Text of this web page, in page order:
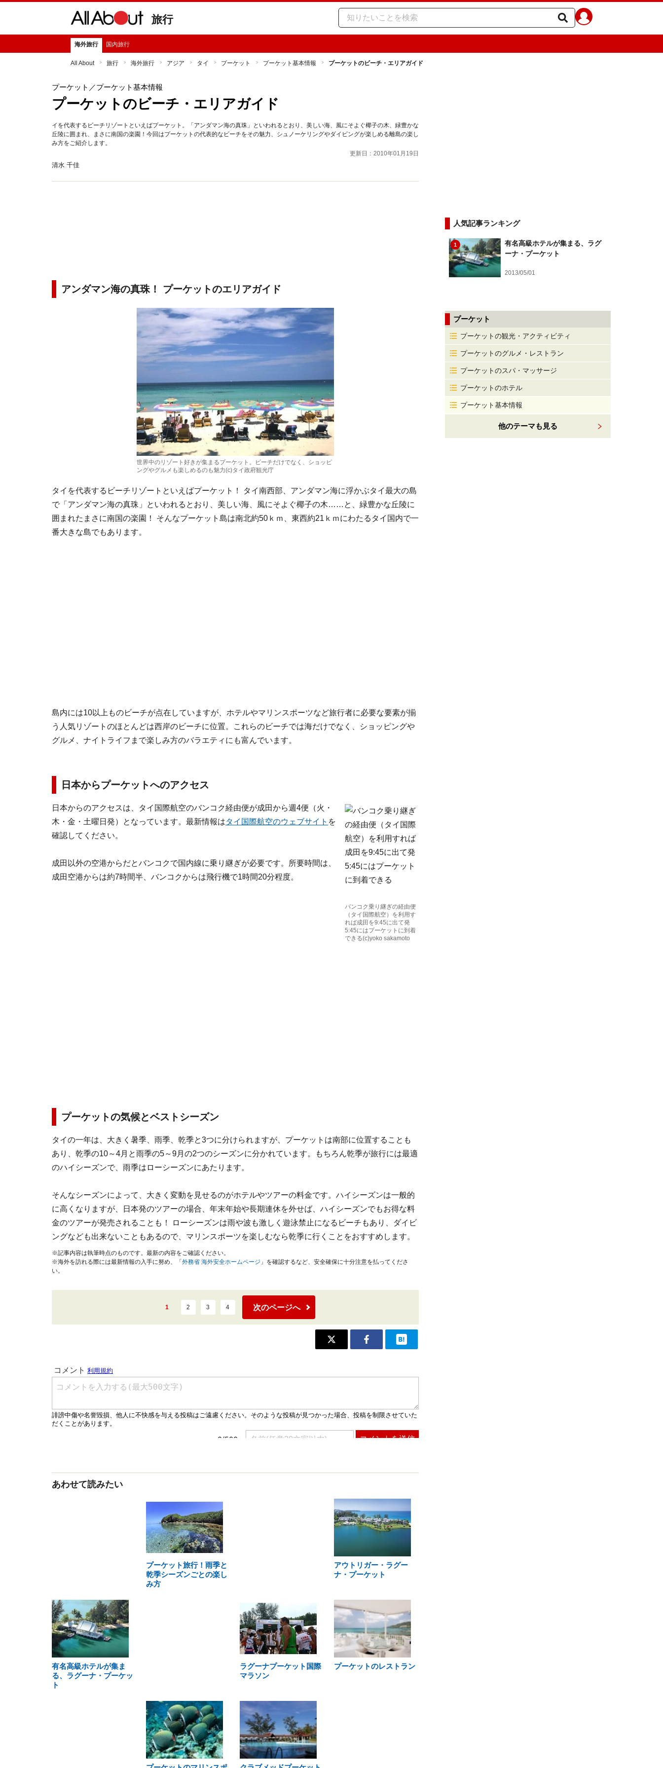
旅行
海外旅行 国内旅行
All About 旅行 海外旅行 アジア タイ プーケット プーケット基本情報 プーケットのビーチ・エリアガイド
プーケット ／プーケット基本情報
プーケットのビーチ・エリアガイド
イを代表するビーチリゾートといえばプーケット。「アンダマン海の真珠」といわれるとおり、美しい海、風にそよぐ椰子の木、緑豊かな
丘陵に囲まれ、まさに南国の楽園！今回はプーケットの代表的なビーチをその魅力、シュノーケリングやダイビングが楽しめる離島の楽し
み方をご紹介します。
更新日：2010年01月19日
清水 千佳
アンダマン海の真珠！ プーケットのエリアガイド
世界中のリゾート好きが集まるプーケット。ビーチだけでなく、ショッピ
ングやグルメも楽しめるのも魅力(c)タイ政府観光庁
タイを代表するビーチリゾートといえばプーケット！ タイ南西部、アンダマン海に浮かぶタイ最大の島
で「アンダマン海の真珠」といわれるとおり、美しい海、風にそよぐ椰子の木……と、緑豊かな丘陵に
囲まれたまさに南国の楽園！ そんなプーケット島は南北約50ｋｍ、東西約21ｋｍにわたるタイ国内で一
番大きな島でもあります。
島内には10以上ものビーチが点在していますが、ホテルやマリンスポーツなど旅行者に必要な要素が揃
う人気リゾートのほとんどは西岸のビーチに位置。これらのビーチでは海だけでなく、ショッピングや
グルメ、ナイトライフまで楽しみ方のバラエティにも富んでいます。
日本からプーケットへのアクセス
バンコク乗り継ぎの経由便
（タイ国際航空）を利用す
れば成田を9:45に出て発
5:45にはプーケットに到着
できる(c)yoko sakamoto
日本からのアクセスは、タイ国際航空のバンコク経由便が成田から週4便（火・
木・金・土曜日発）となっています。最新情報はタイ国際航空のウェブサイト を
確認してください。
成田以外の空港からだとバンコクで国内線に乗り継ぎが必要です。所要時間は、
成田空港からは約7時間半、バンコクからは飛行機で1時間20分程度。
プーケットの気候とベストシーズン
タイの一年は、大きく暑季、雨季、乾季と3つに分けられますが、プーケットは南部に位置することも
あり、乾季の10～4月と雨季の5～9月の2つのシーズンに分かれています。もちろん乾季が旅行には最適
のハイシーズンで、雨季はローシーズンにあたります。
そんなシーズンによって、大きく変動を見せるのがホテルやツアーの料金です。ハイシーズンは一般的
に高くなりますが、日本発のツアーの場合、年末年始や長期連休を外せば、ハイシーズンでもお得な料
金のツアーが発売されることも！ ローシーズンは雨や波も激しく遊泳禁止になるビーチもあり、ダイビ
ングなども出来ないこともあるので、マリンスポーツを楽しむなら乾季に行くことをおすすめします。
※記事内容は執筆時点のものです。最新の内容をご確認ください。
※海外を訪れる際には最新情報の入手に努め、「 外務省 海外安全ホームページ 」を確認するなど、安全確保に十分注意を払ってくださ
い。
1 2 3 4 次のページへ
あわせて読みたい
プーケット旅行！雨季と
乾季シーズンごとの楽し
み方
アウトリガー・ラグー
ナ・プーケット
有名高級ホテルが集ま
る、ラグーナ・プーケッ
ト
ラグーナプーケット国際
マラソン
プーケットのレストラン
人気記事ランキング
1
有名高級ホテルが集まる、ラグ
ーナ・プーケット
2013/05/01
プーケット
プーケットの観光・アクティビティ
プーケットのグルメ・レストラン
プーケットのスパ・マッサージ
プーケットのホテル
プーケット基本情報
他のテーマも見る